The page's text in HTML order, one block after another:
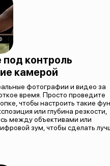
под контроль
камерой
фотографии и видео за
время. Просто проведите
чтобы настроить такие
или глубина резкости,
между объективами или
зум, чтобы сделать